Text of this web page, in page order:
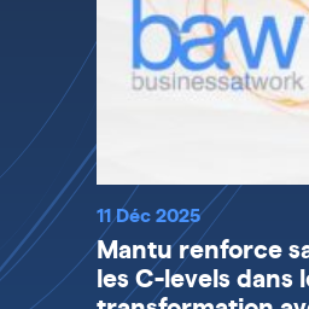
11 Déc 2025
Mantu renforce
les C-levels dans